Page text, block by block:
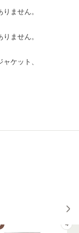
ません。
ません。
ケット、
4